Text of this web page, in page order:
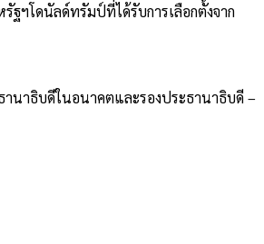
ฐฯโดนัลด์ทรัมป์ที่ได้รับการเลือกตั้งจาก
านาธิบดีในอนาคตและรองประธานาธิบดี –